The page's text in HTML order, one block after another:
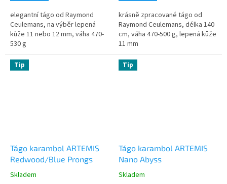
elegantní tágo od Raymond
Ceulemans, na výběr lepená
kůže 11 nebo 12 mm, váha 470-
530 g
krásně zpracované tágo od
Raymond Ceulemans, délka 140
cm, váha 470-500 g, lepená kůže
11 mm
Tip
Tágo karambol ARTEMIS
Redwood/Blue Prongs
Skladem
Tip
Tágo karambol ARTEMIS
Nano Abyss
Skladem